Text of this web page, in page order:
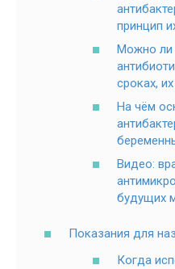
принцип
Можно ли
сроках,
На чём
Видео:
будущих
Показания для
Когда